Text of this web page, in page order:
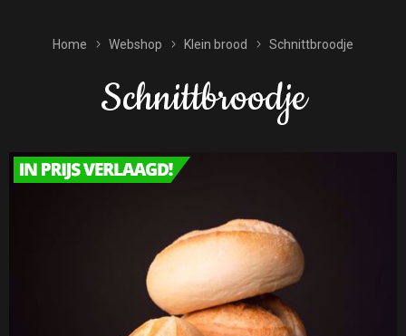
Home Webshop Klein brood Schnittbroodje
Schnittbroodje